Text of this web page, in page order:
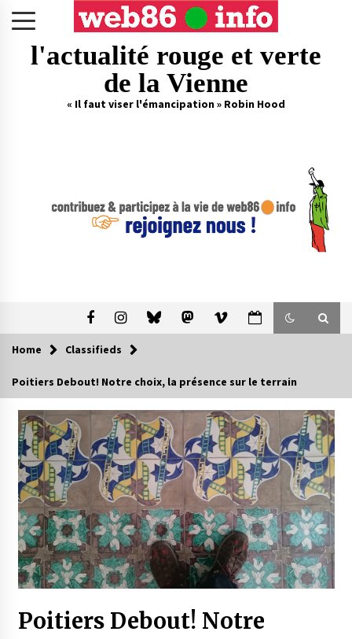
l'actualité rouge et verte
de la Vienne
« Il faut viser l'émancipation » Robin Hood
Home Classifieds
Poitiers Debout! Notre choix, la présence sur le terrain
Poitiers Debout! Notre